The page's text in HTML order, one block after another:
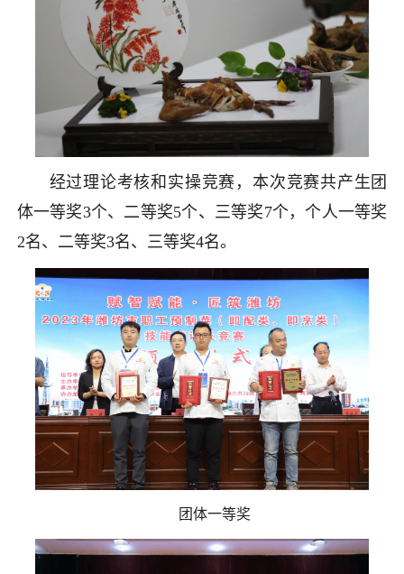
经过理论考核和实操竞赛，本次竞赛共产生团
体一等奖3个、二等奖5个、三等奖7个，个人一等奖
2名、二等奖3名、三等奖4名。
团体一等奖